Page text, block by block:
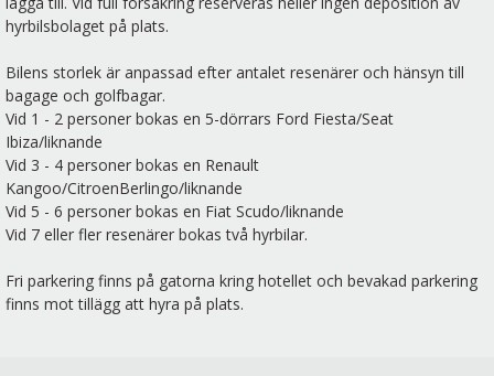
hyrbilsbolaget på plats.
Bilens storlek är anpassad efter antalet resenärer och hänsyn till
bagage och golfbagar.
Vid 1 - 2 personer bokas en 5-dörrars Ford Fiesta/Seat
Ibiza/liknande
Vid 3 - 4 personer bokas en Renault
Kangoo/CitroenBerlingo/liknande
Vid 5 - 6 personer bokas en Fiat Scudo/liknande
Vid 7 eller fler resenärer bokas två hyrbilar.
Fri parkering finns på gatorna kring hotellet och bevakad parkering
finns mot tillägg att hyra på plats.